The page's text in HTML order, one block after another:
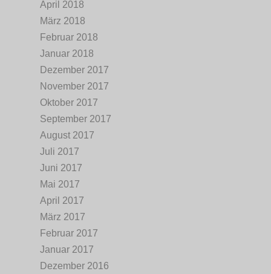
April 2018
März 2018
Februar 2018
Januar 2018
Dezember 2017
November 2017
Oktober 2017
September 2017
August 2017
Juli 2017
Juni 2017
Mai 2017
April 2017
März 2017
Februar 2017
Januar 2017
Dezember 2016